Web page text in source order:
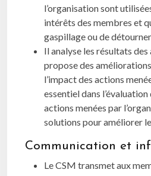
l’organisation sont
intérêts des membres et
gaspillage ou de
Il analyse les résultats
propose des
l’impact des actions
essentiel dans
actions menées par
solutions pour améliorer
Communication et
Le CSM transmet aux